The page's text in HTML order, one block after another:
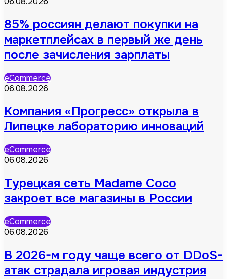
85% россиян делают покупки на
маркетплейсах в первый же день
после зачисления зарплаты
eCommerce
06.08.2026
Компания «Прогресс» открыла в
Липецке лабораторию инноваций
eCommerce
06.08.2026
Турецкая сеть Madame Coco
закроет все магазины в России
eCommerce
06.08.2026
В 2026-м году чаще всего от DDoS-
атак страдала игровая индустрия